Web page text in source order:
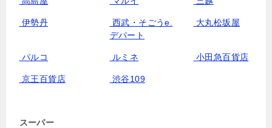
伊勢丹
西武・そごうe.
デパート
大丸松坂屋
パルコ ルミネ 小田急百貨店
京王百貨店 渋谷109
スーパー